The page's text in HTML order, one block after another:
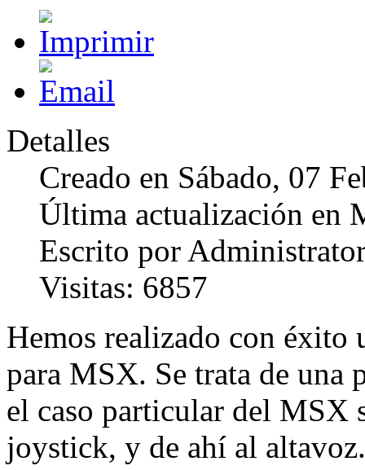
Detalles
Creado en Sábado, 07
Última actualización en
Escrito por
Visitas: 6857
Hemos realizado con éxito
para MSX. Se trata de una
el caso particular del MSX
joystick, y de ahí al